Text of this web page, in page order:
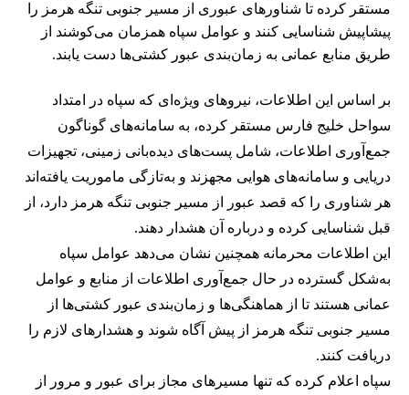
مستقر کرده تا شناورهای عبوری از مسیر جنوبی تنگه هرمز را
پیشاپیش شناسایی کنند و عوامل سپاه همزمان می‌کوشند از
طریق منابع عمانی به زمان‌بندی عبور کشتی‌ها دست یابند.
بر اساس این اطلاعات، نیروهای ویژه‌ای که سپاه در امتداد
سواحل خلیج فارس مستقر کرده، به سامانه‌های گوناگون
جمع‌آوری اطلاعات، شامل پست‌های دیده‌بانی زمینی، تجهیزات
دریایی و سامانه‌های هوایی مجهزند و به‌تازگی ماموریت یافته‌اند
هر شناوری را که قصد عبور از مسیر جنوبی تنگه هرمز دارد، از
قبل شناسایی کرده و درباره آن هشدار دهند.
این اطلاعات محرمانه همچنین نشان می‌دهد عوامل سپاه
به‌شکل گسترده در حال جمع‌آوری اطلاعات از منابع و عوامل
عمانی هستند تا از هماهنگی‌ها و زمان‌بندی عبور کشتی‌ها از
مسیر جنوبی تنگه هرمز از پیش آگاه شوند و هشدارهای لازم را
دریافت کنند.
سپاه اعلام کرده که تنها مسیرهای مجاز برای عبور و مرور از